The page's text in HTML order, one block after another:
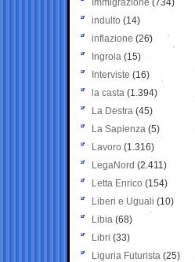
Immigrazione (734)
indulto (14)
inflazione (26)
Ingroia (15)
Interviste (16)
la casta (1.394)
La Destra (45)
La Sapienza (5)
Lavoro (1.316)
LegaNord (2.411)
Letta Enrico (154)
Liberi e Uguali (10)
Libia (68)
Libri (33)
Liguria Futurista (25)